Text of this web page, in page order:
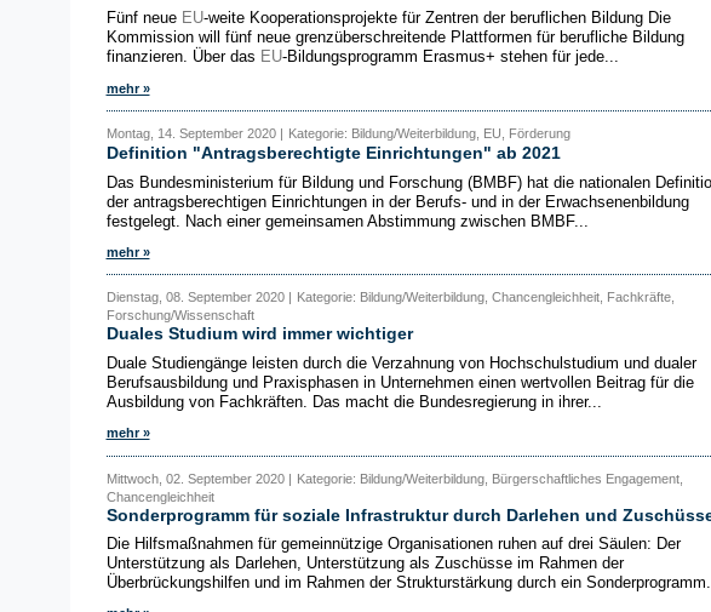
Fünf neue EU-weite Kooperationsprojekte für Zentren der beruflichen Bildung Die
Kommission will fünf neue grenzüberschreitende Plattformen für berufliche Bildung
finanzieren. Über das EU-Bildungsprogramm Erasmus+ stehen für jede...
mehr »
Montag, 14. September 2020 | Kategorie: Bildung/Weiterbildung, EU, Förderung
Definition "Antragsberechtigte Einrichtungen" ab 2021
Das Bundesministerium für Bildung und Forschung (BMBF) hat die nationalen
der antragsberechtigen Einrichtungen in der Berufs- und in der Erwachsenenbildung
festgelegt. Nach einer gemeinsamen Abstimmung zwischen BMBF...
mehr »
Dienstag, 08. September 2020 |
Kategorie: Bildung/Weiterbildung, Chancengleichheit, Fachkräfte,
Forschung/Wissenschaft
Duales Studium wird immer wichtiger
Duale Studiengänge leisten durch die Verzahnung von Hochschulstudium und dualer
Berufsausbildung und Praxisphasen in Unternehmen einen wertvollen Beitrag für die
Ausbildung von Fachkräften. Das macht die Bundesregierung in ihrer...
mehr »
Mittwoch, 02. September 2020 | Kategorie: Bildung/Weiterbildung, Bürgerschaftliches Engagement,
Chancengleichheit
Sonderprogramm für soziale Infrastruktur durch Darlehen und
Die Hilfsmaßnahmen für gemeinnützige Organisationen ruhen auf drei Säulen: Der
Unterstützung als Darlehen, Unterstützung als Zuschüsse im Rahmen der
Überbrückungshilfen und im Rahmen der Strukturstärkung durch ein